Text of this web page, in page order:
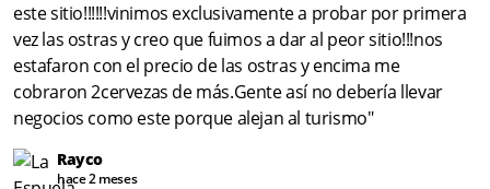
este sitio!!!!!!vinimos exclusivamente a probar por primera
vez las ostras y creo que fuimos a dar al peor sitio!!!nos
estafaron con el precio de las ostras y encima me
cobraron 2cervezas de más.Gente así no debería llevar
negocios como este porque alejan al turismo"
Rayco
hace 2 meses